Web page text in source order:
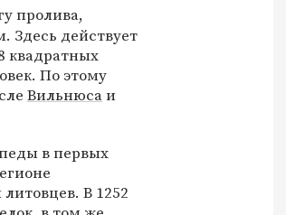
пролива,
Здесь действует
квадратных
По этому
Вильнюсаи
в первых
В 1252